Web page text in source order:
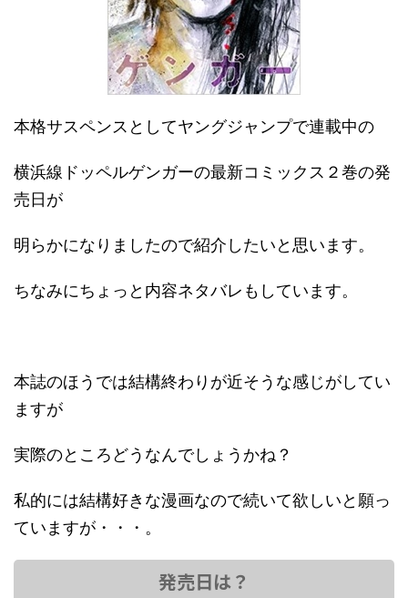
本格サスペンスとしてヤングジャンプで連載中の
横浜線ドッペルゲンガーの最新コミックス２巻の発
売日が
明らかになりましたので紹介したいと思います。
ちなみにちょっと内容ネタバレもしています。
本誌のほうでは結構終わりが近そうな感じがしてい
ますが
実際のところどうなんでしょうかね？
私的には結構好きな漫画なので続いて欲しいと願っ
ていますが・・・。
発売日は？